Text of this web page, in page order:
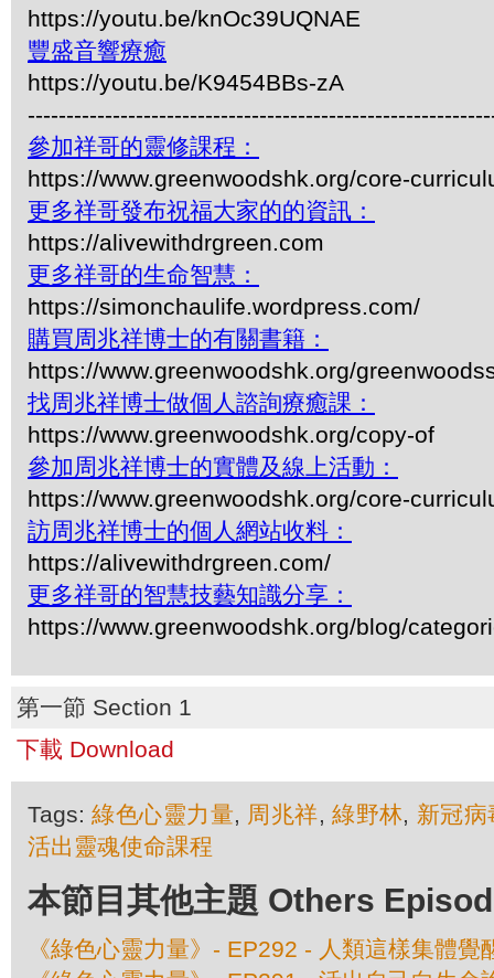
https://youtu.be/knOc39UQNAE
豐盛音響療癒
https://youtu.be/K9454BBs-zA
參加祥哥的靈修課程：
https://www.greenwoodshk.org/core-
更多祥哥發布祝福大家的的資訊：
https://alivewithdrgreen.com
更多祥哥的生命智慧：
https://simonchaulife.wordpress.com/
購買周兆祥博士的有關書籍：
https://www.greenwoodshk.org/
找周兆祥博士做個人諮詢療癒課：
https://www.greenwoodshk.org/copy-of
參加周兆祥博士的實體及線上活動：
https://www.greenwoodshk.org/core-
訪周兆祥博士的個人網站收料：
https://alivewithdrgreen.com/
更多祥哥的智慧技藝知識分享：
https://www.greenwoodshk.org/blog/
第一節 Section 1
下載 Download
Tags:綠色心靈力量, 周兆祥,綠野林, 新冠病
活出靈魂使命課程
本節目其他主題 Others
《綠色心靈力量》- EP292 - 人類這樣集體